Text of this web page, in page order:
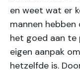
en weet wat er
mannen
het goed aan te
eigen aanpak
hetzelfde is.